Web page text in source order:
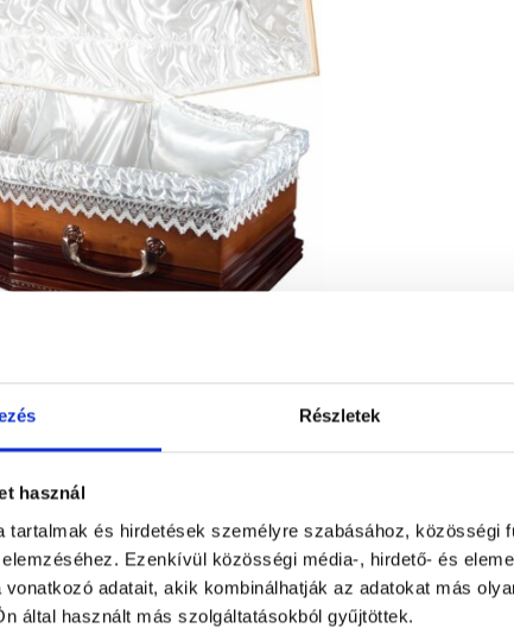
Részletek
használ
tartalmak és hirdetések személyre szabásához, közösségi
Ezenkívül közösségi média-, hirdető- és
vonatkozó adatait, akik kombinálhatják az adatokat más
által használt más szolgáltatásokból gyűjtöttek.